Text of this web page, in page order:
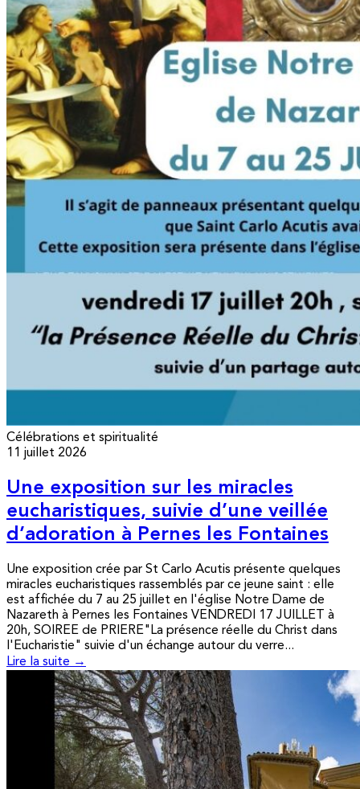
Célébrations et spiritualité
11 juillet 2026
Une exposition sur les miracles
eucharistiques, suivie d’une veillée
d’adoration à Pernes les Fontaines
Une exposition crée par St Carlo Acutis présente quelques
miracles eucharistiques rassemblés par ce jeune saint : elle
est affichée du 7 au 25 juillet en l'église Notre Dame de
Nazareth à Pernes les Fontaines VENDREDI 17 JUILLET à
20h, SOIREE de PRIERE"La présence réelle du Christ dans
l'Eucharistie" suivie d'un échange autour du verre...
Lire la suite →